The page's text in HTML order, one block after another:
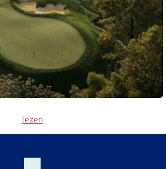
lezen